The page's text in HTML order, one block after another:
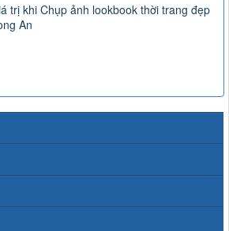
trị khi Chụp ảnh lookbook thời trang đẹp
An